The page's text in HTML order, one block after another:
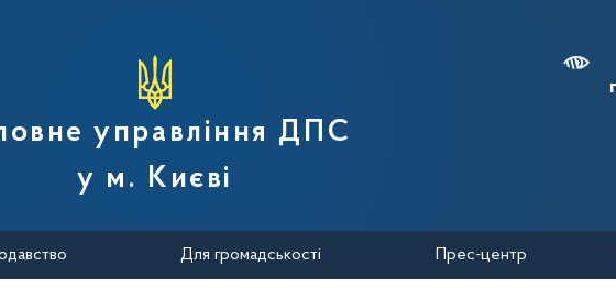
служби України
управління ДПС
у м. Києві
Для громадськості Прес-центр